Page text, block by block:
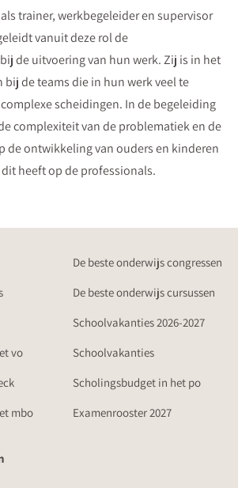
trainer, werkbegeleider en supervisor
vanuit deze rol de
de uitvoering van hun werk. Zij is in het
de teams die in hun werk veel te
scheidingen. In de begeleiding
complexiteit van de problematiek en de
de ontwikkeling van ouders en kinderen
heeft op de professionals.
De beste onderwijs congressen
De beste onderwijs cursussen
Schoolvakanties 2026-2027
vo
Schoolvakanties
Scholingsbudget in het po
mbo
Examenrooster 2027